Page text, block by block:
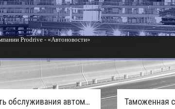
Prodrive - «Автоновости»
с бензиновым мотором - «Тюнинг и автоспорт»
Стоимость обслуживания автомобилей в России вырастет из-за дефицита кадров